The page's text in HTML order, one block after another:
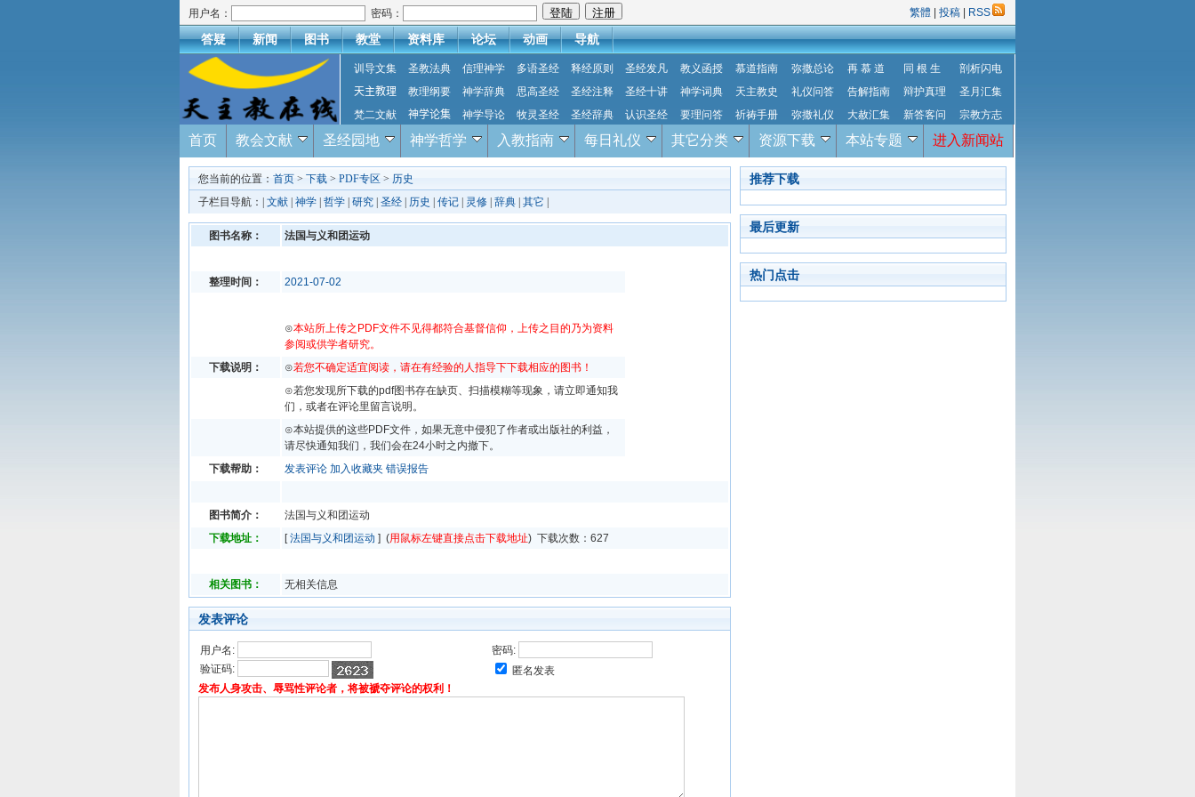
用户名： 密码： 繁體 投稿 RSS
答疑 新闻 图书 教堂 资料库 论坛 动画 导航
训导文集 圣教法典 信理神学 多语圣经 释经原则 圣经发凡 教义函授 慕道指南 弥撒总论 再 慕 道 同 根 生
剖析闪电
天主教理
教理纲要 神学辞典 思高圣经 圣经注释 圣经十讲 神学词典 天主教史 礼仪问答 告解指南 辩护真理
圣月汇集
梵二文献
神学论集 神学导论 牧灵圣经 圣经辞典 认识圣经 要理问答 祈祷手册 弥撒礼仪 大赦汇集 新答客问 宗教方志
首页 教会文献 圣经园地 神学哲学 入教指南 每日礼仪 其它分类 资源下载 本站专题 进入新闻站
您当前的位置： 首页 > 下载 > PDF专区 > 历史
子栏目导航：| 文献 神学 哲学 研究 圣经 历史 传记 灵修 辞典 其它
图书名称： 法国与义和团运动
整理时间： 2021-07-02
⊙本站所上传之PDF文件不见得都符合基督信仰，上传之目的乃为资料
参阅或供学者研究。
下载说明：
⊙若您不确定适宜阅读，请在有经验的人指导下下载相应的图书！
⊙若您发现所下载的pdf图书存在缺页、扫描模糊等现象，请立即通知我
们，或者在评论里留言说明。
⊙本站提供的这些PDF文件，如果无意中侵犯了作者或出版社的利益，
请尽快通知我们，我们会在24小时之内撤下。
下载帮助：
发表评论 加入收藏夹 错误报告
图书简介：
法国与义和团运动
下载地址：
[法国与义和团运动 ] (用鼠标左键直接点击下载地址) 下载次数： 627
相关图书： 无相关信息
发表评论
用户名:
密码:
验证码:
匿名发表
发布人身攻击、辱骂性评论者，将被褫夺评论的权利！
推荐下载
最后更新
热门点击